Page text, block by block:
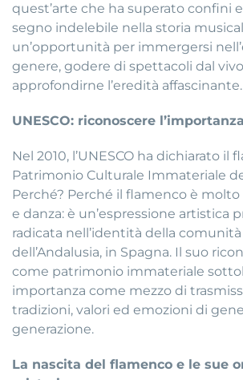
quest’arte che ha superato confini
segno indelebile nella storia
un’opportunità per immergersi
genere, godere di spettacoli dal
approfondirne l’eredità affascinante.
UNESCO: riconoscere
Nel 2010, l’UNESCO ha dichiarato il
Patrimonio Culturale Immateriale
Perché? Perché il flamenco è
e danza: è un’espressione artistica
radicata nell’identità della
dell’Andalusia, in Spagna. Il suo
come patrimonio immateriale
importanza come mezzo di
tradizioni, valori ed emozioni di
generazione.
La nascita del flamenco e le sue